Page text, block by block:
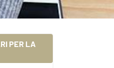
PER LA